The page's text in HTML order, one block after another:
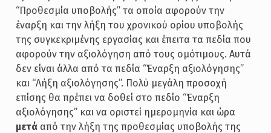
“Προθεσμία υποβολής” τα οποία αφορούν την
έναρξη και την λήξη του χρονικού ορίου υποβολής
της συγκεκριμένης εργασίας και έπειτα τα πεδία που
αφορούν την αξιολόγηση από τους ομότιμους. Αυτά
δεν είναι άλλα από τα πεδία “Έναρξη αξιολόγησης”
και “Λήξη αξιολόγησης”. Πολύ μεγάλη προσοχή
επίσης θα πρέπει να δοθεί στο πεδίο “Έναρξη
αξιολόγησης” και να οριστεί ημερομηνία και ώρα
μετάαπό την λήξη της προθεσμίας υποβολής της